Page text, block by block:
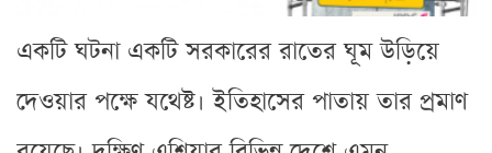
একটি ঘটনা একটি সরকারের রাতের ঘূম উড়িয়ে
দেওয়ার পক্ষে যথেষ্ট। ইতিহাসের পাতায় তার প্রমাণ